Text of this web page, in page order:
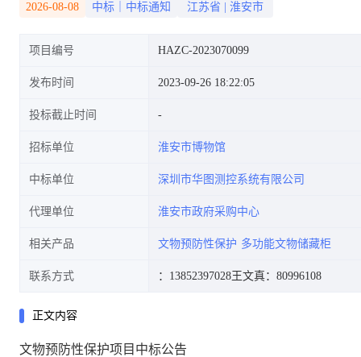
2026-08-08 中标｜中标通知 江苏省 淮安市
项目编号 HAZC-2023070099
发布时间 2023-09-26 18:22:05
投标截止时间
招标单位 淮安市博物馆
中标单位 深圳市华图测控系统有限公司
代理单位 淮安市政府采购中心
相关产品 文物预防性保护 多功能文物储藏柜
联系方式 ：13852397028王文真：80996108
正文内容
文物预防性保护项目中标公告